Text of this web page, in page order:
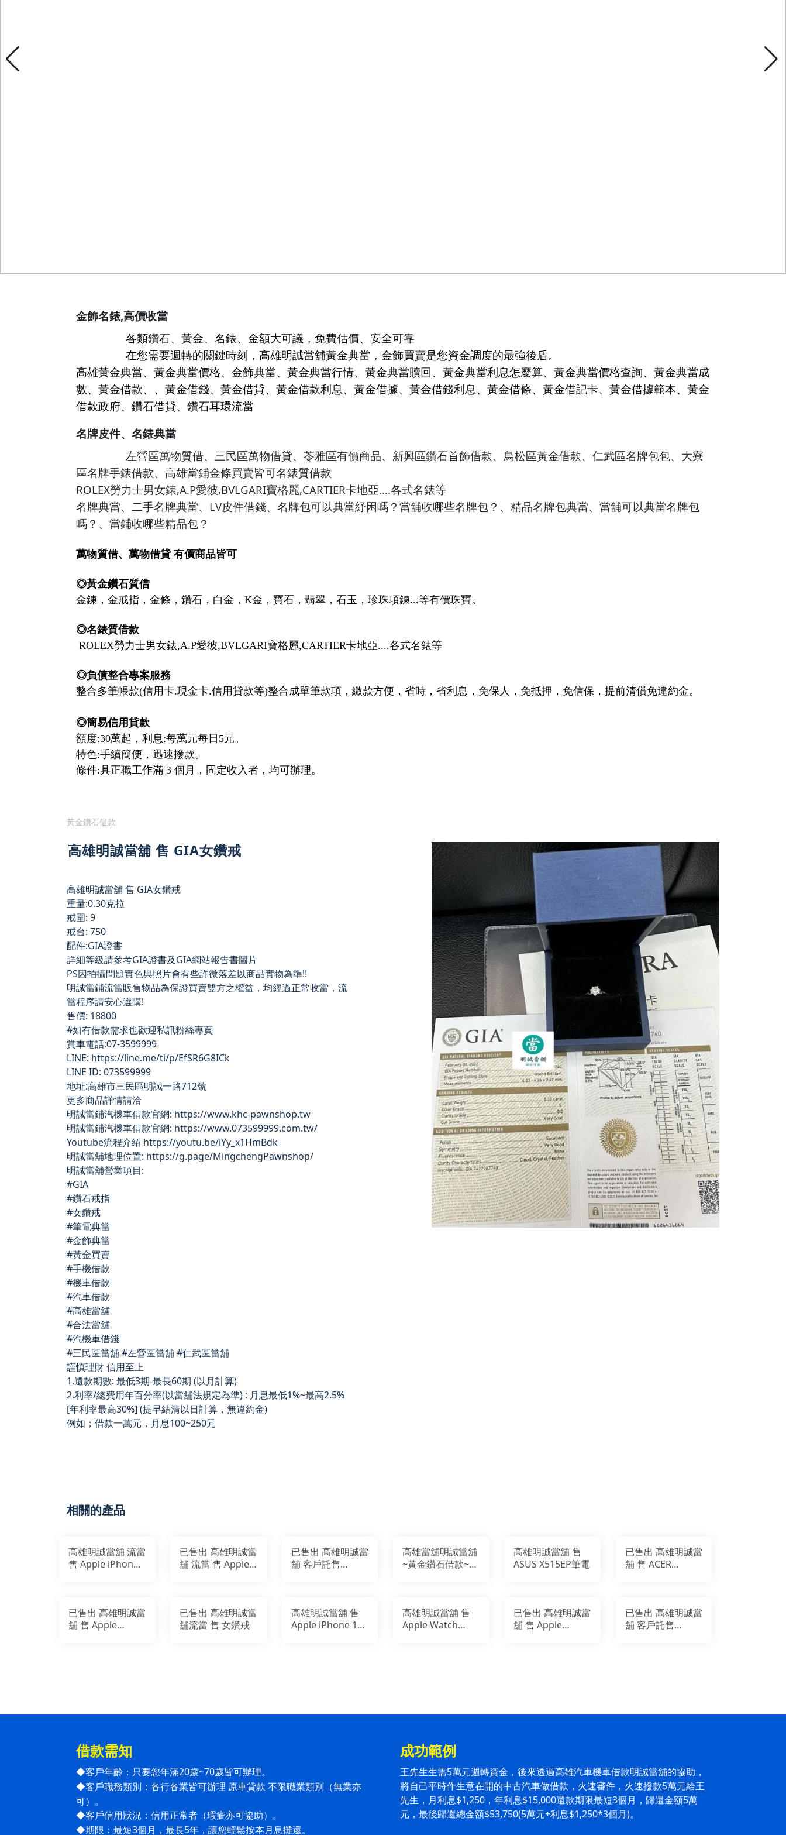
金飾名錶,高價收當
各類鑽石、黃金、名錶、金額大可議，免費估價、安全可靠
在您需要週轉的關鍵時刻， 高雄明誠當舖黃金典當，金飾買賣是您資金調度的最強後盾。
高雄黃金典當、 黃金典當價格、 金飾典當、 黃金典當行情、 黃金典當贖回、黃金典當利息怎麼算、黃金典當價格查詢、黃金典當成
數、黃金借款、、黃金借錢、黃金借貸、 黃金借款利息、黃金借據、 黃金借錢利息、黃金借條、黃金借記卡、黃金借據範本、黃金
借款政府、鑽石借貸、鑽石耳環流當
名牌皮件、 名錶典當
左營 區萬物質借、 三民區萬物借貸、苓雅區有價商品、 新興區鑽石首飾借款、 鳥松區黃金借款、 仁武區名牌包包、大寮
區名牌手錶借款、高雄當鋪金條買賣皆可名錶質借款
ROLEX勞力士男女錶,A.P愛彼,BVLGARI寶格麗,CARTIER卡地亞....各式名錶等
名牌典當、二手名牌典當、 LV皮件借錢、 名牌包可以典當紓困嗎？當舖收哪些名牌包？ 、 精品名牌包典當、 當舖可以典當名牌包
嗎？ 、 當鋪收哪些精品包？
萬物質借、萬物借貸 有價商品皆可
◎黃金鑽石質借
金鍊，金戒指，金條，鑽石，白金，K金，寶石，翡翠，石玉，珍珠項鍊...等有價珠寶。
◎名錶質借款
ROLEX勞力士男女錶,A.P愛彼,BVLGARI寶格麗,CARTIER卡地亞....各式名錶等
◎負債整合專案服務
整合多筆帳款(信用卡.現金卡.信用貸款等)整合成單筆款項，繳款方便，省時，省利息，免保人，免抵押，免信保，提前清償免違約金。
◎簡易信用貸款
額度:30萬起，利息:每萬元每日5元。
特色:手續簡便，迅速撥款。
條件:具正職工作滿 3 個月，固定收入者，均可辦理。
高雄明誠當舖 售 GIA女鑽戒
高雄明誠當舖 售 GIA女鑽戒
重量:0.30克拉
戒圍: 9
戒台: 750
配件:GIA證書
詳細等級請參考GIA證書及GIA網站報告書圖片
PS因拍攝問題實色與照片會有些許微落差以商品實物為準!!
明誠當鋪流當販售物品為保證買賣雙方之權益，均經過正常收當，流
當程序請安心選購!
售價: 18800
#如有借款需求也歡迎私訊粉絲專頁
賞車電話:07-3599999
LINE: https://line.me/ti/p/EfSR6G8ICk
LINE ID: 073599999
地址:高雄市三民區明誠一路712號
更多商品詳情請洽
明誠當鋪汽機車借款官網: https://www.khc-pawnshop.tw
明誠當鋪汽機車借款官網: https://www.073599999.com.tw/
Youtube流程介紹 https://youtu.be/iYy_x1HmBdk
明誠當舖地理位置: https://g.page/MingchengPawnshop/
明誠當舖營業項目:
#GIA
#鑽石戒指
#女鑽戒
#筆電典當
#金飾典當
#黃金買賣
#手機借款
#機車借款
#汽車借款
#高雄當舖
#合法當舖
#汽機車借錢
#三民區當舖 #左營區當舖 #仁武區當舖
謹慎理財 信用至上
1.還款期數: 最低3期-最長60期 (以月計算)
2.利率/總費用年百分率(以當舖法規定為準) : 月息最低1%~最高2.5%
[年利率最高30%] (提早結清以日計算，無違約金)
例如；借款一萬元，月息100~250元
相關的產品
高雄明誠當舖 流當
售 Apple iPhone
已售出 高雄明誠當
舖 流當 售 Apple
已售出 高雄明誠當
舖 客戶託售
高雄當舖明誠當舖
~黃金鑽石借款~金
高雄明誠當舖 售
ASUS X515EP筆電
已售出 高雄明誠當
舖 售 ACER
已售出 高雄明誠當
舖 售 Apple
已售出 高雄明誠當
舖流當 售 女鑽戒
高雄明誠當舖 售
Apple iPhone 11
高雄明誠當舖 售
Apple Watch
已售出 高雄明誠當
舖 售 Apple
已售出 高雄明誠當
舖 客戶託售
黃金鑽石借款
借款需知
◆客戶年齡：只要您年滿20歲~70歲皆可辦理。
◆客戶職務類別：各行各業皆可辦理 原車貸款 不限職業類別（無業亦
可）。
◆客戶信用狀況：信用正常者（瑕疵亦可協助）。
◆期限：最短3個月，最長5年，讓您輕鬆按本月息攤還。
成功範例
王先生生需5萬元週轉資金，後來透過高雄汽車機車借款明誠當舖的協助，
將自己平時作生意在開的中古汽車做借款，火速審件，火速撥款5萬元給王
先生，月利息$1,250，年利息$15,000還款期限最短3個月，歸還金額5萬
元，最後歸還總金額$53,750(5萬元+利息$1,250*3個月)。